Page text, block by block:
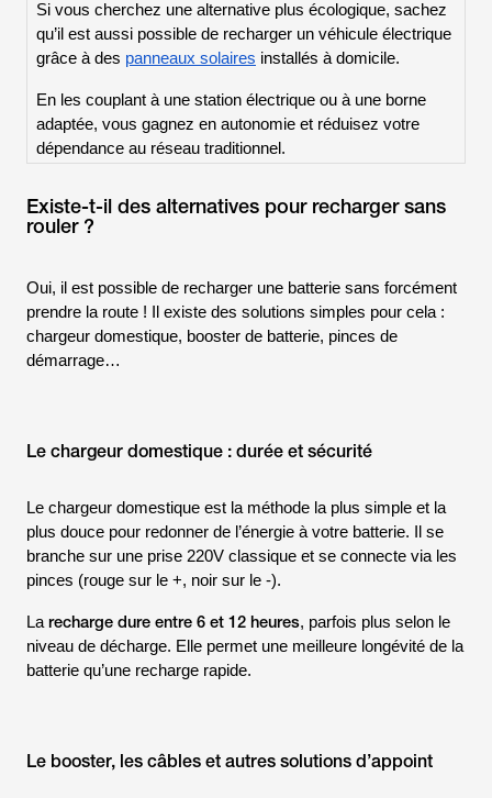
Si vous cherchez une alternative plus écologique, sachez
qu’il est aussi possible de recharger un véhicule électrique
grâce à des panneaux solaires installés à domicile.
En les couplant à une station électrique ou à une borne
adaptée, vous gagnez en autonomie et réduisez votre
dépendance au réseau traditionnel.
Existe-t-il des alternatives pour recharger sans
rouler ?
Oui, il est possible de recharger une batterie sans forcément
prendre la route ! Il existe des solutions simples pour cela :
chargeur domestique, booster de batterie, pinces de
démarrage…
Le chargeur domestique : durée et sécurité
Le chargeur domestique est la méthode la plus simple et la
plus douce pour redonner de l’énergie à votre batterie. Il se
branche sur une prise 220V classique et se connecte via les
pinces (rouge sur le +, noir sur le -).
La recharge dure entre 6 et 12 heures, parfois plus selon le
niveau de décharge. Elle permet une meilleure longévité de la
batterie qu’une recharge rapide.
Le booster, les câbles et autres solutions d’appoint